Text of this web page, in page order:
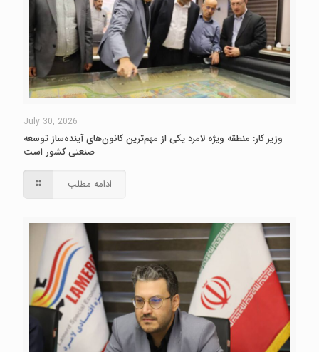
July 30, 2026
وزیر کار: منطقه ویژه لامرد یکی از مهم‌ترین کانون‌های آینده‌ساز توسعه
صنعتی کشور است
ادامه مطلب